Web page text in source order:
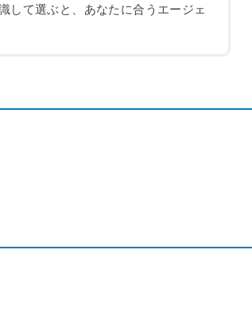
して選ぶと、あなたに合うエージェ